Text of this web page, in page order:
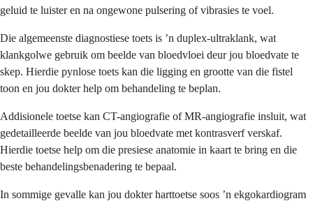
geluid te luister en na ongewone pulsering of vibrasies te voel.
Die algemeenste diagnostiese toets is ’n duplex-ultraklank, wat
klankgolwe gebruik om beelde van bloedvloei deur jou bloedvate te
skep. Hierdie pynlose toets kan die ligging en grootte van die fistel
toon en jou dokter help om behandeling te beplan.
Addisionele toetse kan CT-angiografie of MR-angiografie insluit, wat
gedetailleerde beelde van jou bloedvate met kontrasverf verskaf.
Hierdie toetse help om die presiese anatomie in kaart te bring en die
beste behandelingsbenadering te bepaal.
In sommige gevalle kan jou dokter harttoetse soos ’n ekgokardiogram